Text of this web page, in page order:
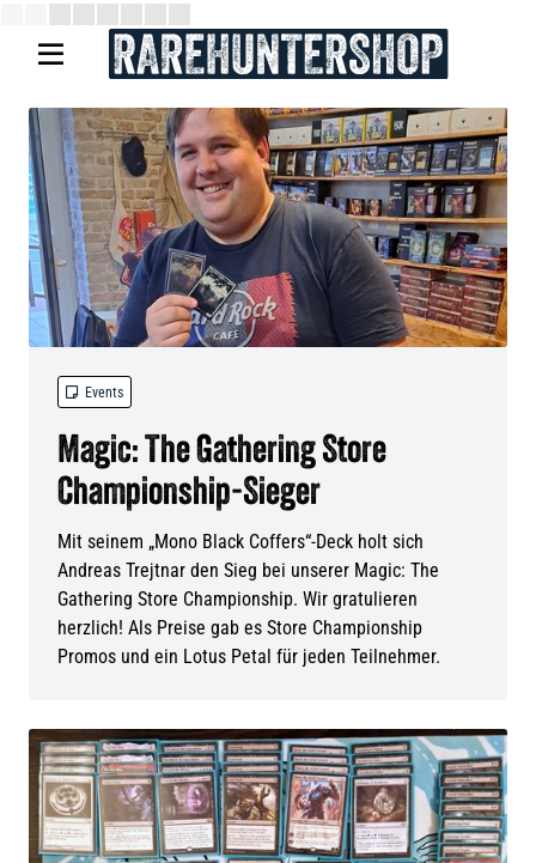

 Events
Magic: The Gathering Store
Championship-Sieger
Mit seinem „Mono Black Coffers“-Deck holt sich
Andreas Trejtnar den Sieg bei unserer Magic: The
Gathering Store Championship. Wir gratulieren
herzlich! Als Preise gab es Store Championship
Promos und ein Lotus Petal für jeden Teilnehmer.